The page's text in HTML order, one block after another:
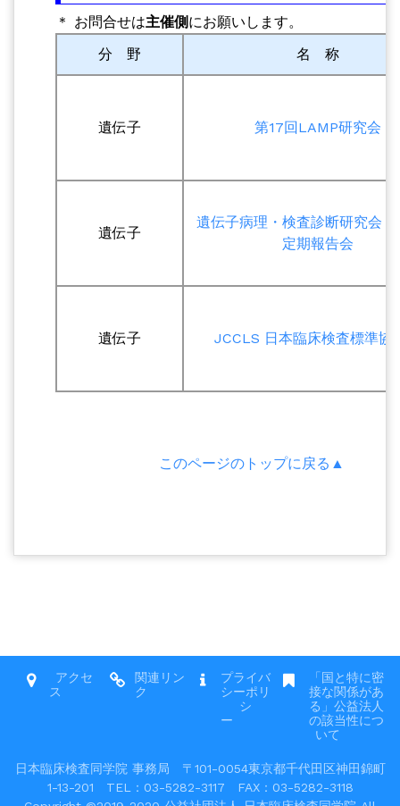
＊ お問合せは主催側にお願いします。
分 野
名 称
遺伝子 第17回LAMP研究会
遺伝子
遺伝子病理・検査診断研究会
定期報告会
遺伝子 JCCLS 日本臨床検査標準協
このページのトップに戻る▲
アクセ
ス
関連リン
ク
プライバ
シーポリ
シ
ー
「国と特に密
接な関係があ
る」公益法人
の該当性につ
いて
日本臨床検査同学院 事務局 〒101-0054東京都千代田区神田錦町
1-13-201 TEL：03-5282-3117 FAX：03-5282-3118